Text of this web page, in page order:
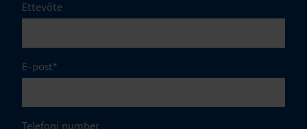
Ettevõte
E-post*
Telefoni number